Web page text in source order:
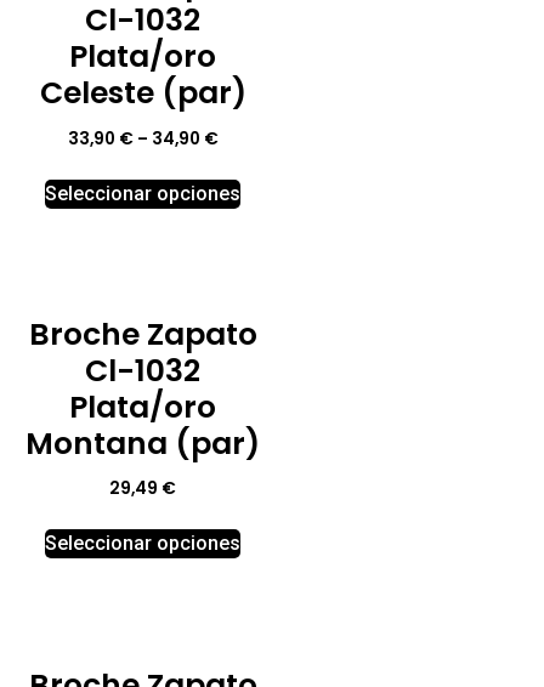
Cl-1032
Plata/oro
Celeste (par)
33,90 €– 34,90 €
Seleccionar opciones
Broche Zapato
Cl-1032
Plata/oro
Montana (par)
29,49 €
Seleccionar opciones